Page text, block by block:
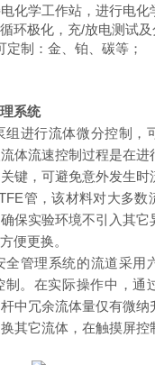
化学工作站，进行电化
环极化，充/放电测试及
定制：金、铂、碳等；
系统
组进行流体微分控制，
体流速控制过程是在进
键，可避免意外发生时
管，该材料对大多数
保实验环境不引入其它
便更换。
全管理系统的流道采用
。在实际操作中，通
中冗余流体量仅有微纳
其它流体，在触摸屏控